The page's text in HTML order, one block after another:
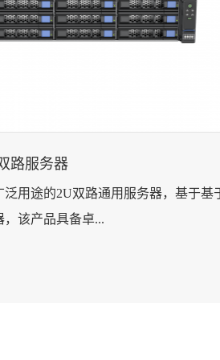
路服务器
用途的2U双路通用服务器，基于基
，该产品具备卓...